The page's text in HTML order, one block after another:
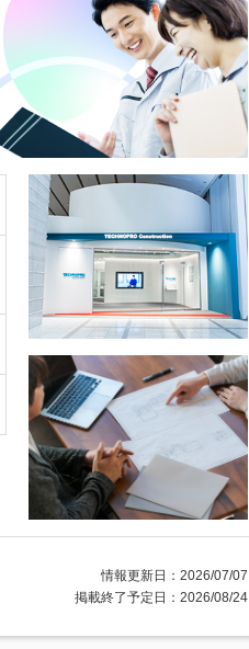
情報更新日：2026/07/07
掲載終了予定日：2026/08/24